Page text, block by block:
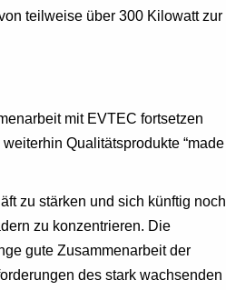
teilweise über 300 Kilowatt zur
mit EVTEC fortsetzen
Qualitätsprodukte “made
zu stärken und sich künftig noch
zu konzentrieren. Die
gute Zusammenarbeit der
des stark wachsenden